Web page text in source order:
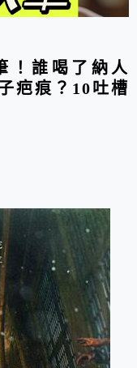
！誰喝了納人
疤痕？10吐槽